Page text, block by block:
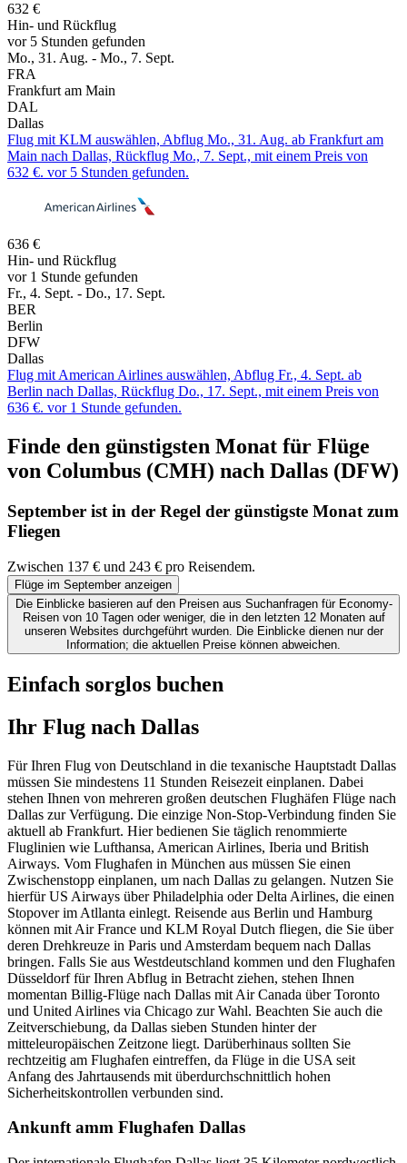
632 €
Hin- und Rückflug
vor 5 Stunden gefunden
Mo., 31. Aug. - Mo., 7. Sept.
FRA
Frankfurt am Main
DAL
Dallas
Flug mit KLM auswählen, Abflug Mo., 31. Aug. ab Frankfurt am
Main nach Dallas, Rückflug Mo., 7. Sept., mit einem Preis von
632 €. vor 5 Stunden gefunden.
636 €
Hin- und Rückflug
vor 1 Stunde gefunden
Fr., 4. Sept. - Do., 17. Sept.
BER
Berlin
DFW
Dallas
Flug mit American Airlines auswählen, Abflug Fr., 4. Sept. ab
Berlin nach Dallas, Rückflug Do., 17. Sept., mit einem Preis von
636 €. vor 1 Stunde gefunden.
Finde den günstigsten Monat für Flüge
von Columbus (CMH) nach Dallas (DFW)
September ist in der Regel der günstigste Monat zum
Fliegen
Zwischen 137 € und 243 € pro Reisendem.
Flüge im September anzeigen
Die Einblicke basieren auf den Preisen aus Suchanfragen für Economy-
Reisen von 10 Tagen oder weniger, die in den letzten 12 Monaten auf
unseren Websites durchgeführt wurden. Die Einblicke dienen nur der
Information; die aktuellen Preise können abweichen.
Einfach sorglos buchen
Ihr Flug nach Dallas
Für Ihren Flug von Deutschland in die texanische Hauptstadt Dallas
müssen Sie mindestens 11 Stunden Reisezeit einplanen. Dabei
stehen Ihnen von mehreren großen deutschen Flughäfen Flüge nach
Dallas zur Verfügung. Die einzige Non-Stop-Verbindung finden Sie
aktuell ab Frankfurt. Hier bedienen Sie täglich renommierte
Fluglinien wie Lufthansa, American Airlines, Iberia und British
Airways. Vom Flughafen in München aus müssen Sie einen
Zwischenstopp einplanen, um nach Dallas zu gelangen. Nutzen Sie
hierfür US Airways über Philadelphia oder Delta Airlines, die einen
Stopover im Atllanta einlegt. Reisende aus Berlin und Hamburg
können mit Air France und KLM Royal Dutch fliegen, die Sie über
deren Drehkreuze in Paris und Amsterdam bequem nach Dallas
bringen. Falls Sie aus Westdeutschland kommen und den Flughafen
Düsseldorf für Ihren Abflug in Betracht ziehen, stehen Ihnen
momentan Billig-Flüge nach Dallas mit Air Canada über Toronto
und United Airlines via Chicago zur Wahl. Beachten Sie auch die
Zeitverschiebung, da Dallas sieben Stunden hinter der
mitteleuropäischen Zeitzone liegt. Darüberhinaus sollten Sie
rechtzeitig am Flughafen eintreffen, da Flüge in die USA seit
Anfang des Jahrtausends mit überdurchschnittlich hohen
Sicherheitskontrollen verbunden sind.
Ankunft amm Flughafen Dallas